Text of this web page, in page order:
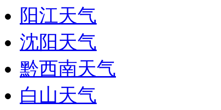
阳江天气
沈阳天气
黔西南天气
白山天气